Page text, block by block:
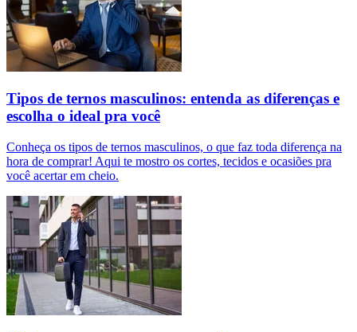
Tipos de ternos masculinos: entenda as diferenças e
escolha o ideal pra você
Conheça os tipos de ternos masculinos, o que faz toda diferença na
hora de comprar! Aqui te mostro os cortes, tecidos e ocasiões pra
você acertar em cheio.